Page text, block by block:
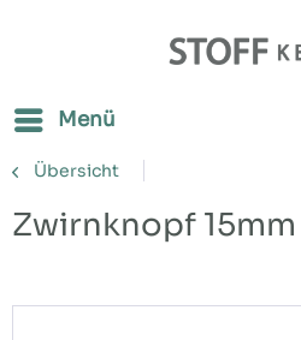
Menü
Übersicht
Zwirnknopf 15mm